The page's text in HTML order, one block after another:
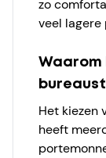
zo
veel lagere
Waarom
Het kiezen
heeft